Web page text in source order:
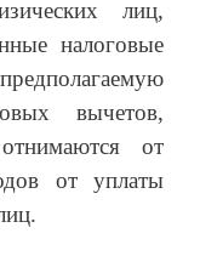
лиц,
налоговые
вычетов,
от
от уплаты